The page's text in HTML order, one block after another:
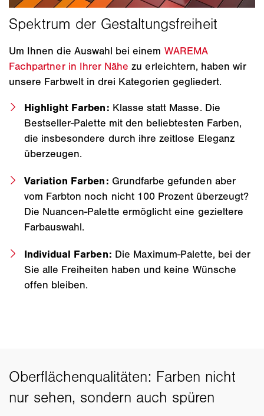
Um Ihnen die Auswahl bei einem WAREMA
Fachpartner in Ihrer Nähe zu erleichtern, haben wir
unsere Farbwelt in drei Kategorien gegliedert.
Highlight Farben: Klasse statt Masse. Die
Bestseller-Palette mit den beliebtesten Farben,
die insbesondere durch ihre zeitlose Eleganz
überzeugen.
Variation Farben: Grundfarbe gefunden aber
vom Farbton noch nicht 100 Prozent überzeugt?
Die Nuancen-Palette ermöglicht eine gezieltere
Farbauswahl.
Individual Farben: Die Maximum-Palette, bei der
Sie alle Freiheiten haben und keine Wünsche
offen bleiben.